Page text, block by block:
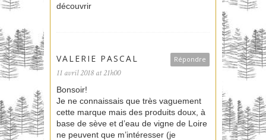
découvrir
Répondre
VALERIE PASCAL
11 avril 2018 at 21h00
Bonsoir!
Je ne connaissais que très vaguement
cette marque mais des produits doux, à
base de sève et d’eau de vigne de Loire
ne peuvent que m’intéresser (je